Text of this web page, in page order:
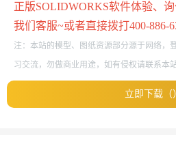
正版SOLIDWORKS软件体验、
我们客服~或者直接拨打400-886-
注：本站的模型、图纸资源部分源于网络，
习交流，勿做商业用途，如有侵权请联系本站
立即下载（